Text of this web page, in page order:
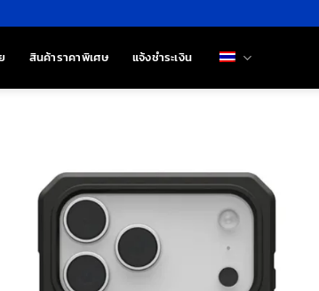
สินค้าราคาพิเศษ แจ้งชำระเงิน